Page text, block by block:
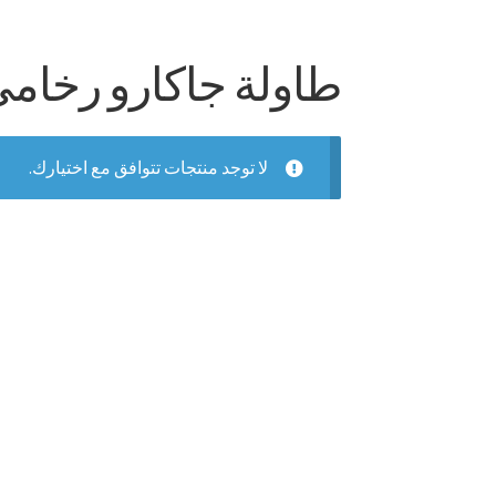
طاولة جاكارو
لا توجد منتجات تتوافق مع اختيارك.